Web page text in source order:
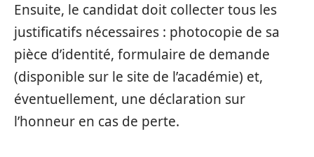
Ensuite, le candidat doit collecter tous les
justificatifs nécessaires : photocopie de sa
pièce d’identité, formulaire de demande
(disponible sur le site de l’académie) et,
éventuellement, une déclaration sur
l’honneur en cas de perte.